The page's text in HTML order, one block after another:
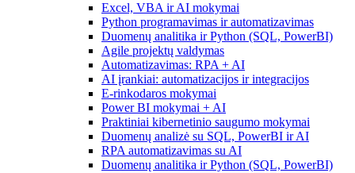
Excel, VBA ir AI mokymai
Python programavimas ir automatizavimas
Duomenų analitika ir Python (SQL, PowerBI)
Agile projektų valdymas
Automatizavimas: RPA + AI
AI įrankiai: automatizacijos ir integracijos
E-rinkodaros mokymai
Power BI mokymai + AI
Praktiniai kibernetinio saugumo mokymai
Duomenų analizė su SQL, PowerBI ir AI
RPA automatizavimas su AI
Duomenų analitika ir Python (SQL, PowerBI)